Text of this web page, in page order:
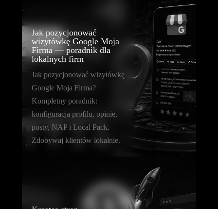
Jak pozycjonować
wizytówkę Google Moja
Firma — poradnik dla
lokalnych firm
Jak pozycjonować wizytówkę
Google Moja Firma?
Kompletny poradnik:
konfiguracja profilu, opinie,
posty, NAP i Local Pack.
Zdobywaj klientów lokalnie.